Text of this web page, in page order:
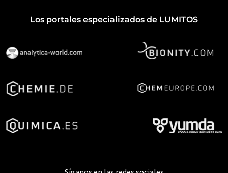
Los portales especializados de LUMITOS